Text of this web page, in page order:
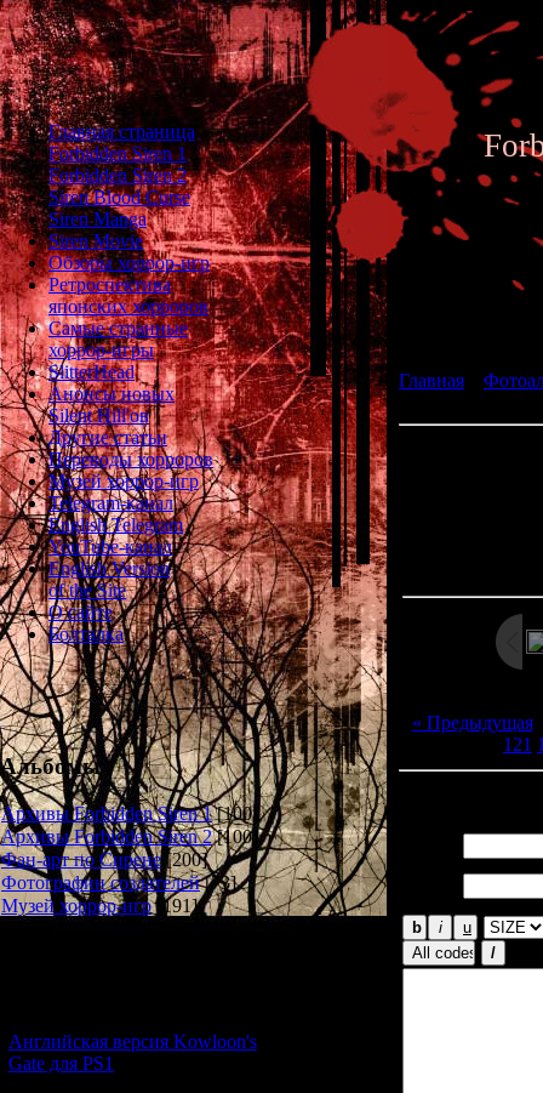
Главная страница
Forbidden Siren 1
Forbidden Siren 2
Siren Blood Curse
Siren Manga
Siren Movie
Обзоры хоррор-игр
Ретроспектива
японских хорроров
Самые странные
хоррор-игры
SlitterHead
Анонсы новых
Silent Hill'ов
Другие статьи
Переводы хорроров
Музей хоррор-игр
Telegram-канал
English Telegram
YouTube-канал
English Version
of the Site
О сайте
Болталка
Альбомы
Архивы Forbidden Siren 1 [100]
Архивы Forbidden Siren 2 [100]
Фан-арт по Сирене [200]
Фотографии создателей [73]
Музей хоррор-игр
[191]
Английская версия Kowloon's
Gate для PS1
Главная
« Предыдущая
121